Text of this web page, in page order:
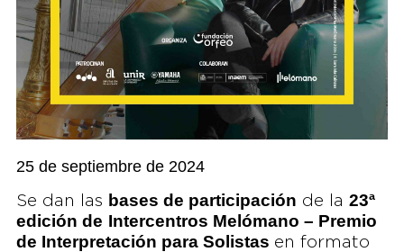
25 de septiembre de 2024
Se dan las bases de participación de la 23ª
edición de Intercentros Melómano – Premio
de Interpretación para Solistas en formato